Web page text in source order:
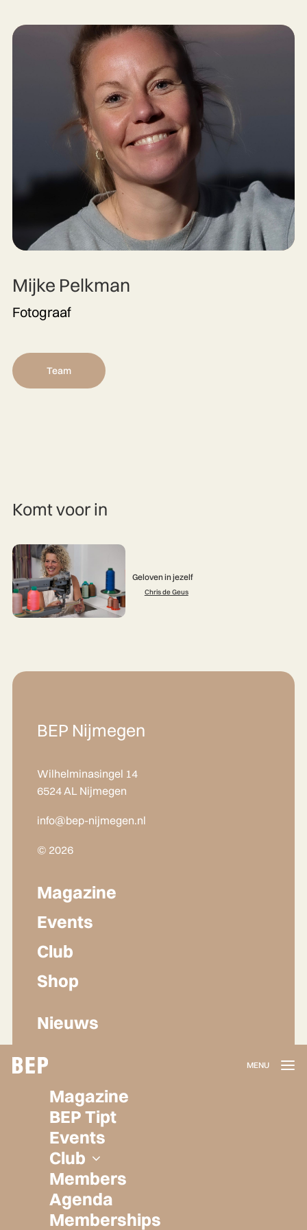
Magazine
BEP Tipt
Events
Club
Members
Agenda
Memberships
Mijke Pelkman
Fotograaf
Team
Komt voor in
Geloven in jezelf
Chris de Geus
BEP Nijmegen
Wilhelminasingel 14
6524 AL Nijmegen
info@bep-nijmegen.nl
© 2026
Magazine
Events
Club
Shop
Nieuws
Lidmaatschap
Herroepen
Privacy policy
Algemene voorwaarden